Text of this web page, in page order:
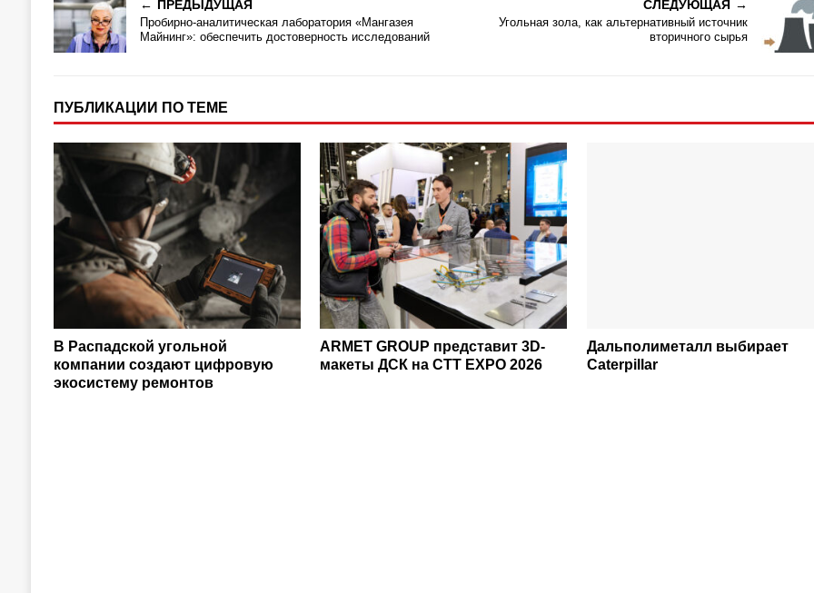
ПРЕДЫДУЩАЯ
Пробирно-аналитическая лаборатория «Мангазея
Майнинг»: обеспечить достоверность исследований
СЛЕДУЮЩАЯ
Угольная зола, как альтернативный источник
вторичного сырья
ПУБЛИКАЦИИ ПО ТЕМЕ
В Распадской угольной
компании создают цифровую
экосистему ремонтов
ARMET GROUP представит 3D-
макеты ДСК на CTT EXPO 2026
Дальполиметалл выбирает
Caterpillar